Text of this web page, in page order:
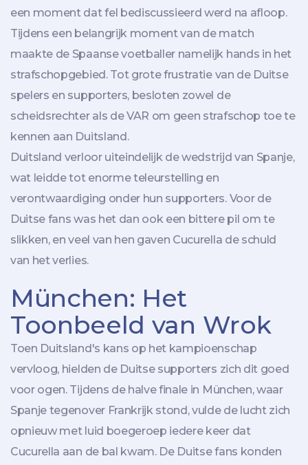
een moment dat fel bediscussieerd werd na afloop.
Tijdens een belangrijk moment van de match
maakte de Spaanse voetballer namelijk hands in het
strafschopgebied. Tot grote frustratie van de Duitse
spelers en supporters, besloten zowel de
scheidsrechter als de VAR om geen strafschop toe te
kennen aan Duitsland.
Duitsland verloor uiteindelijk de wedstrijd van Spanje,
wat leidde tot enorme teleurstelling en
verontwaardiging onder hun supporters. Voor de
Duitse fans was het dan ook een bittere pil om te
slikken, en veel van hen gaven Cucurella de schuld
van het verlies.
München: Het
Toonbeeld van Wrok
Toen Duitsland's kans op het kampioenschap
vervloog, hielden de Duitse supporters zich dit goed
voor ogen. Tijdens de halve finale in München, waar
Spanje tegenover Frankrijk stond, vulde de lucht zich
opnieuw met luid boegeroep iedere keer dat
Cucurella aan de bal kwam. De Duitse fans konden